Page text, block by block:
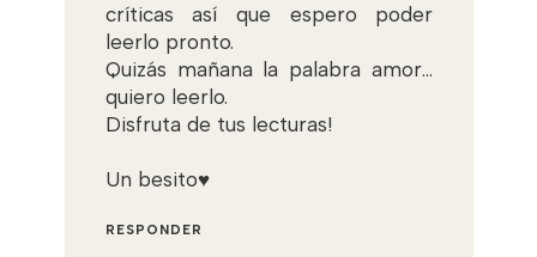
críticas así que espero poder
leerlo pronto.
Quizás mañana la palabra amor...
quiero leerlo.
Disfruta de tus lecturas!
Un besito♥
RESPONDER